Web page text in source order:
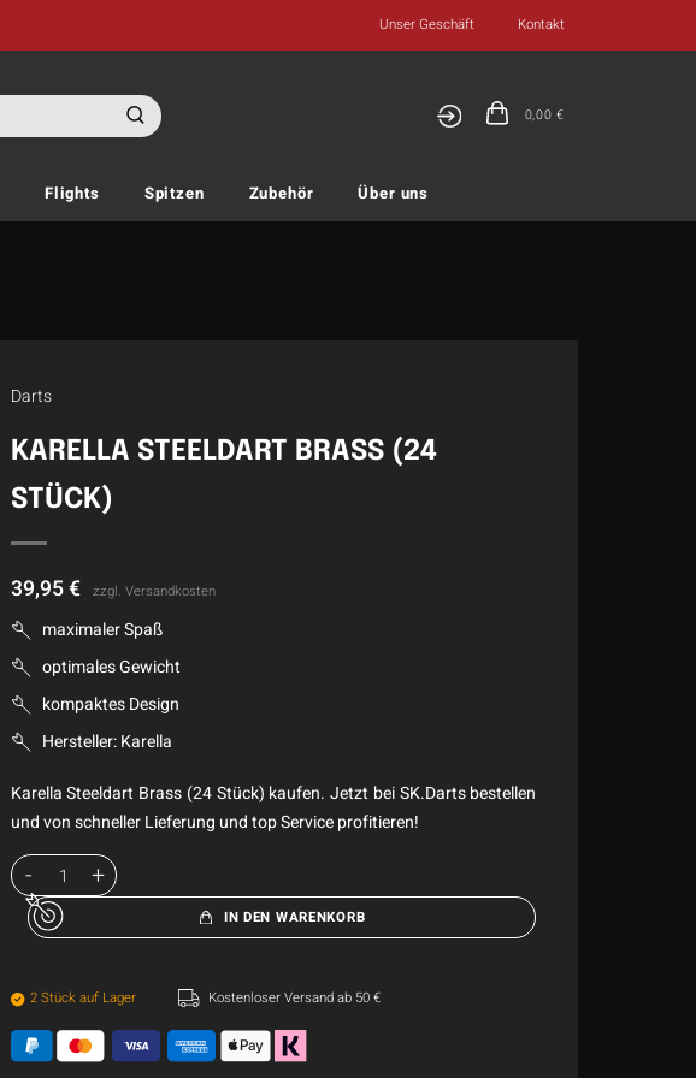
Unser Geschäft Kontakt
0,00 €
Flights Spitzen Zubehör Über uns
Darts
KARELLA STEELDART BRASS (24
STÜCK)
39,95€ zzgl. Versandkosten
maximaler Spaß
optimales Gewicht
kompaktes Design
Hersteller: Karella
Karella Steeldart Brass (24 Stück) kaufen. Jetzt bei SK.Darts bestellen
und von schneller Lieferung und top Service profitieren!
IN DEN WARENKORB
2 Stück auf Lager Kostenloser Versand ab 50 €